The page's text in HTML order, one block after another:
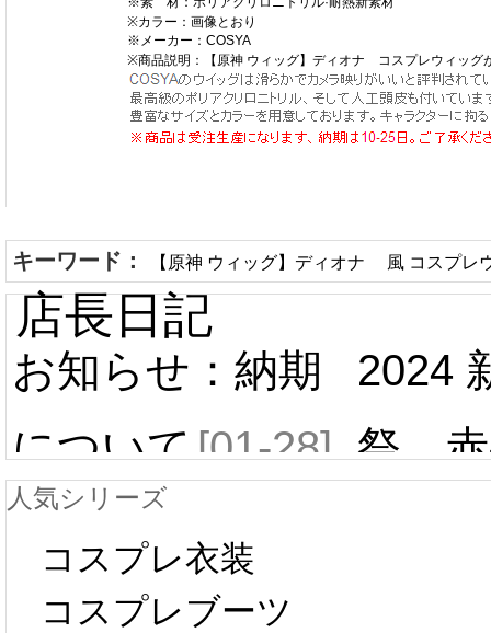
※カラー：画像とおり
※メーカー：COSYA
※商品説明：【原神 ウィッグ】ディオナ コスプレウィッグ
キーワード： 【原神 ウィッグ】ディオナ 風 コスプレ
店長日記
お知らせ：納期
について[01-28]
中国旧正月の影
響で2024年2月5
2024
祭 赤
人気シリーズ
コスプレ衣装
コスプレブーツ